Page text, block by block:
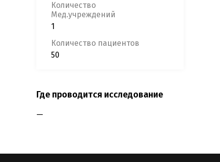
Количество
Мед.учреждений
1
Количество пациентов
50
Где проводится исследование
—